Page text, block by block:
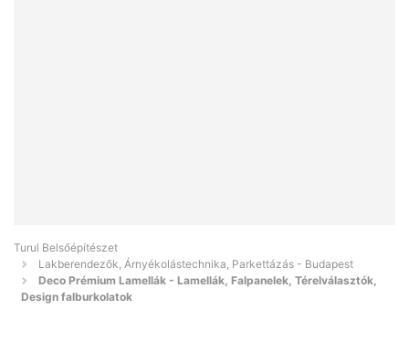
Turul Belsőépítészet
Lakberendezők, Árnyékolástechnika, Parkettázás - Budapest
Deco Prémium Lamellák - Lamellák, Falpanelek, Térelválasztók,
Design falburkolatok